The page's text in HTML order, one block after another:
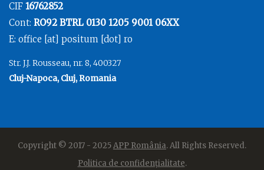
CIF 16762852
Cont: RO92 BTRL 0130 1205 9001 06XX
E: office [at] positum [dot] ro
Str. J.J. Rousseau, nr. 8, 400327
Cluj-Napoca, Cluj, Romania
Copyright © 2017 - 2025APP România. All Rights Reserved.
Politica de confidențialitate.